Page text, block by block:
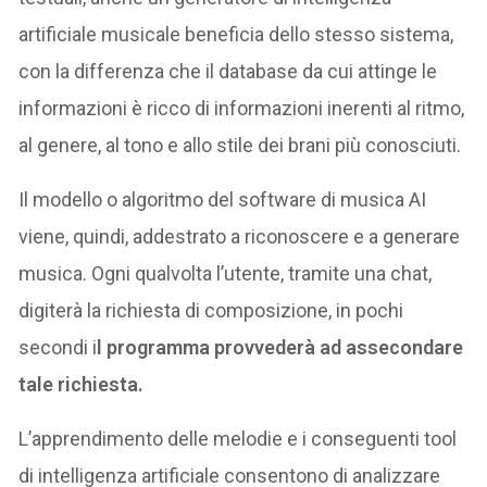
artificiale musicale beneficia dello stesso sistema,
con la differenza che il database da cui attinge le
informazioni è ricco di informazioni inerenti al ritmo,
al genere, al tono e allo stile dei brani più conosciuti.
Il modello o algoritmo del software di musica AI
viene, quindi, addestrato a riconoscere e a generare
musica. Ogni qualvolta l’utente, tramite una chat,
digiterà la richiesta di composizione, in pochi
secondi il programma provvederà ad assecondare
tale richiesta.
L’apprendimento delle melodie e i conseguenti tool
di intelligenza artificiale consentono di analizzare